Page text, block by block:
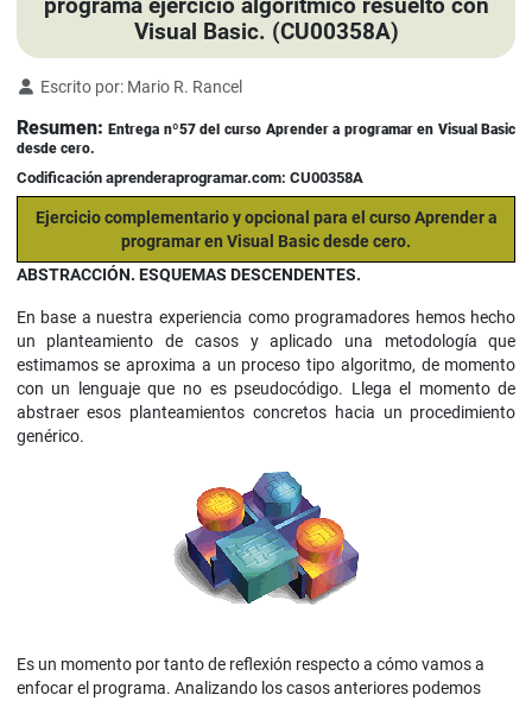
programa ejercicio algorítmico resuelto con
Visual Basic. (CU00358A)
Detalles
Escrito por: Mario R. Rancel
Resumen:Entrega nº57 del curso Aprender a programar en Visual Basic
desde cero.
Codificación aprenderaprogramar.com: CU00358A
Ejercicio complementario y opcional para el curso Aprender a
programar en Visual Basic desde cero.
ABSTRACCIÓN. ESQUEMAS DESCENDENTES.
En base a nuestra experiencia como programadores hemos hecho
un planteamiento de casos y aplicado una metodología que
estimamos se aproxima a un proceso tipo algoritmo, de momento
con un lenguaje que no es pseudocódigo. Llega el momento de
abstraer esos planteamientos concretos hacia un procedimiento
genérico.
Es un momento por tanto de reflexión respecto a cómo vamos a
enfocar el programa. Analizando los casos anteriores podemos